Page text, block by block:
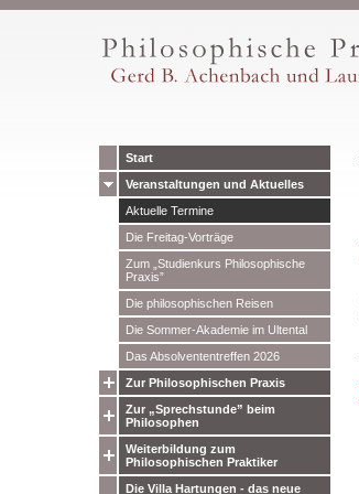
Start
Veranstaltungen und Aktuelles
Aktuelle Termine
Die Freitag-Vorträge
Zum „Studienkurs Philosophische
Praxis”
Die philosophischen Reisen
Die Sommer-Akademie im Ultental
Das Absolvententreffen 2026
Zur Philosophischen Praxis
Zur „Sprechstunde” beim
Philosophen
Weiterbildung zum
Philosophischen Praktiker
Die Villa Hartungen - das neue